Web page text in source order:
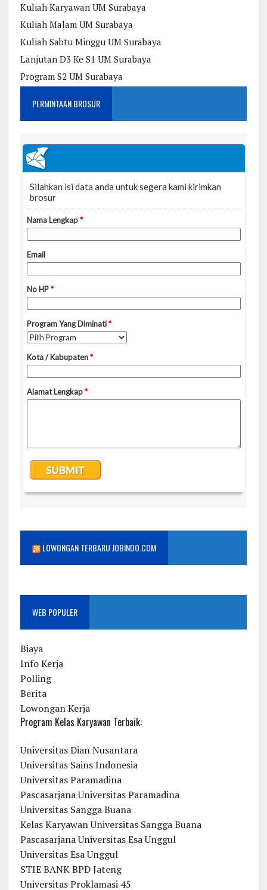
Kuliah Karyawan UM Surabaya
Kuliah Malam UM Surabaya
Kuliah Sabtu Minggu UM Surabaya
Lanjutan D3 Ke S1 UM Surabaya
Program S2 UM Surabaya
PERMINTAAN BROSUR
LOWONGAN TERBARU JOBINDO.COM
WEB POPULER
Biaya
Info Kerja
Polling
Berita
Lowongan Kerja
Program Kelas Karyawan Terbaik:
Universitas Dian Nusantara
Universitas Sains Indonesia
Universitas Paramadina
Pascasarjana Universitas Paramadina
Universitas Sangga Buana
Kelas Karyawan Universitas Sangga Buana
Pascasarjana Universitas Esa Unggul
Universitas Esa Unggul
STIE BANK BPD Jateng
Universitas Proklamasi 45